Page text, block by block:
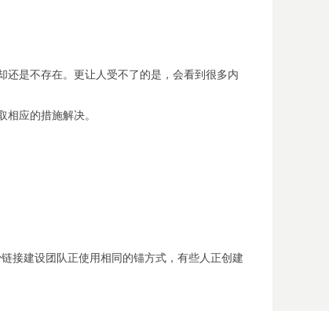
还是不存在。更让人受不了的是，会看到很多内
应的措施解决。
接建设团队正使用相同的锚方式，有些人正创建